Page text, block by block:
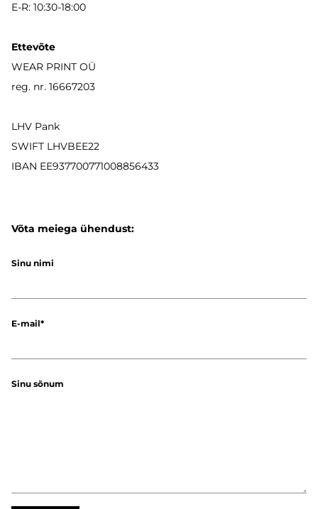
E-R: 10:30-18:00
Ettevõte
WEAR PRINT OÜ
reg. nr. 16667203
LHV Pank
SWIFT LHVBEE22
IBAN EE937700771008856433
Võta meiega ühendust:
Sinu nimi
E-mail
Sinu sõnum